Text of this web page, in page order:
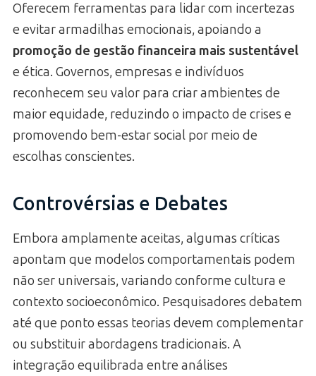
Oferecem ferramentas para lidar com incertezas
e evitar armadilhas emocionais, apoiando a
promoção de gestão financeira mais sustentável
e ética. Governos, empresas e indivíduos
reconhecem seu valor para criar ambientes de
maior equidade, reduzindo o impacto de crises e
promovendo bem-estar social por meio de
escolhas conscientes.
Controvérsias e Debates
Embora amplamente aceitas, algumas críticas
apontam que modelos comportamentais podem
não ser universais, variando conforme cultura e
contexto socioeconômico. Pesquisadores debatem
até que ponto essas teorias devem complementar
ou substituir abordagens tradicionais. A
integração equilibrada entre análises